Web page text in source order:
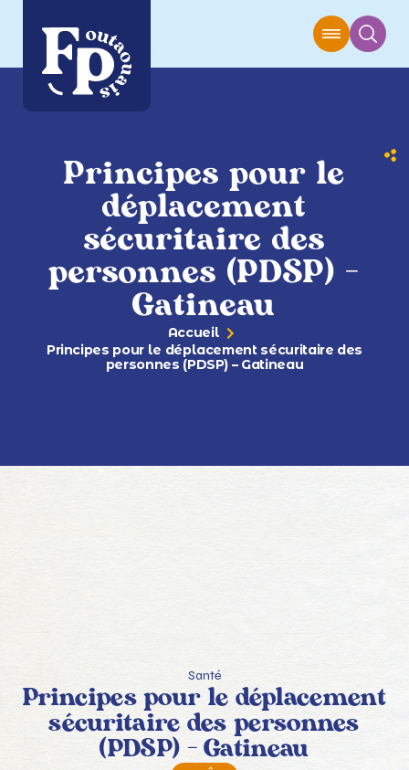
Principes pour le
déplacement
sécuritaire des
personnes (PDSP) –
Gatineau
Accueil
Principes pour le déplacement sécuritaire des
personnes (PDSP) – Gatineau
Santé
Principes pour le déplacement
sécuritaire des personnes
(PDSP) – Gatineau